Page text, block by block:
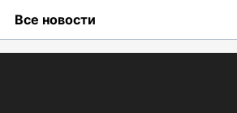
Все новости